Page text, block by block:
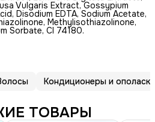
Vulgaris Extract, Gossypium
Disodium EDTA, Sodium Acetate,
Methylisothiazolinone,
Sorbate, CI 74180.
ТОВАРЫ